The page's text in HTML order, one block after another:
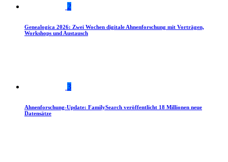
2
Genealogica 2026: Zwei Wochen digitale Ahnenforschung mit Vorträgen,
Workshops und Austausch
3
Ahnenforschung-Update: FamilySearch veröffentlicht 18 Millionen neue
Datensätze